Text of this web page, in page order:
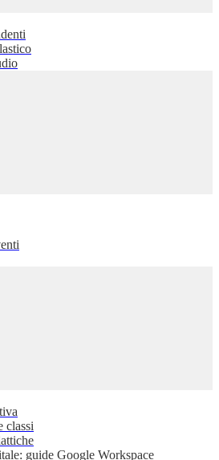
classi
guide Google Workspace